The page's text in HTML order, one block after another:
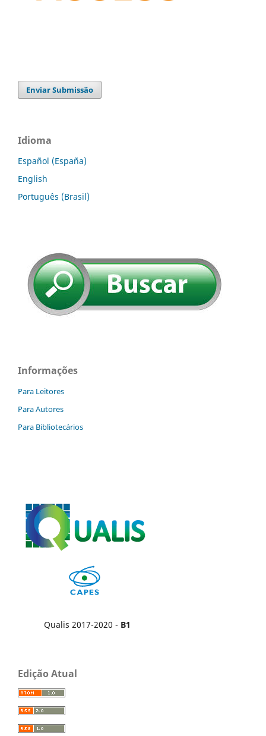
Enviar Submissão
Idioma
Español (España)
English
Português (Brasil)
Informações
Para Leitores
Para Autores
Para Bibliotecários
Qualis 2017-2020 - B1
Edição Atual